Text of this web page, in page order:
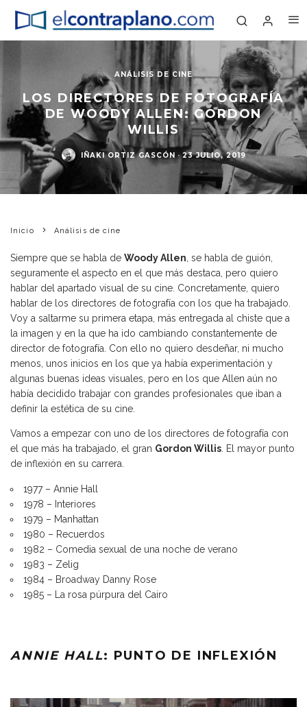
ANÁLISIS DE CINE
LOS DIRECTORES DE FOTOGRAFÍA
DE WOODY ALLEN: GORDON
WILLIS
IÑAKI ORTIZ GASCÓN · 23 JULIO, 2019
Inicio Análisis de cine
Siempre que se habla de Woody Allen , se habla de guión,
seguramente el aspecto en el que más destaca, pero quiero
hablar del apartado visual de su cine. Concretamente, quiero
hablar de los directores de fotografía con los que ha trabajado.
Voy a saltarme su primera etapa, más entregada al chiste que a
la imagen y en la que ha ido cambiando constantemente de
director de fotografía. Con ello no quiero desdeñar, ni mucho
menos, unos inicios en los que ya había experimentación y
algunas buenas ideas visuales, pero en los que Allen aún no
había decidido trabajar con grandes profesionales que iban a
definir la estética de su cine.
Vamos a empezar con uno de los directores de fotografía con
el que más ha trabajado, el gran Gordon Willis . El mayor punto
de inflexión en su carrera.
1977 – Annie Hall
1978 – Interiores
1979 – Manhattan
1980 – Recuerdos
1982 – Comedia sexual de una noche de verano
1983 – Zelig
1984 – Broadway Danny Rose
1985 – La rosa púrpura del Cairo
ANNIE HALL: PUNTO DE INFLEXIÓN